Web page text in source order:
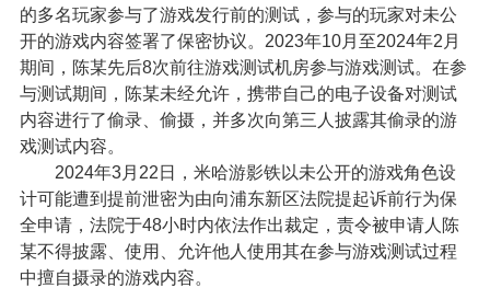
的多名玩家参与了游戏发行前的测试，参与的玩家对未公
开的游戏内容签署了保密协议。2023年10月至2024年2月
期间，陈某先后8次前往游戏测试机房参与游戏测试。在参
与测试期间，陈某未经允许，携带自己的电子设备对测试
内容进行了偷录、偷摄，并多次向第三人披露其偷录的游
戏测试内容。
2024年3月22日，米哈游影铁以未公开的游戏角色设
计可能遭到提前泄密为由向浦东新区法院提起诉前行为保
全申请，法院于48小时内依法作出裁定，责令被申请人陈
某不得披露、使用、允许他人使用其在参与游戏测试过程
中擅自摄录的游戏内容。